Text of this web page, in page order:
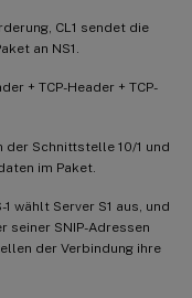
CL1 sendet die
an NS1.
+ TCP-Header + TCP-
der Schnittstelle 10/1 und
im Paket.
wählt Server S1 aus, und
seiner SNIP-Adressen
der Verbindung ihre